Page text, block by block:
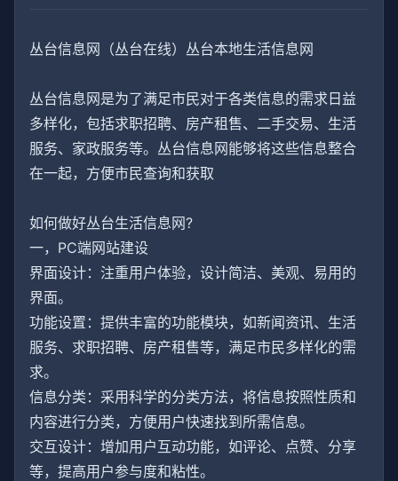
丛台信息网（丛台在线）丛台本地生活信息网
丛台信息网是为了满足市民对于各类信息的需求日益
多样化，包括求职招聘、房产租售、二手交易、生活
服务、家政服务等。丛台信息网能够将这些信息整合
在一起，方便市民查询和获取
如何做好丛台生活信息网?
一，PC端网站建设
界面设计：注重用户体验，设计简洁、美观、易用的
界面。
功能设置：提供丰富的功能模块，如新闻资讯、生活
服务、求职招聘、房产租售等，满足市民多样化的需
求。
信息分类：采用科学的分类方法，将信息按照性质和
内容进行分类，方便用户快速找到所需信息。
交互设计：增加用户互动功能，如评论、点赞、分享
等，提高用户参与度和粘性。